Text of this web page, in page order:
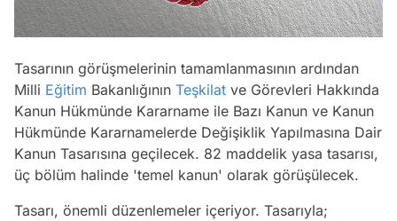
Tasarının görüşmelerinin tamamlanmasının ardından
Milli Eğitim Bakanlığının Teşkilat ve Görevleri Hakkında
Kanun Hükmünde Kararname ile Bazı Kanun ve Kanun
Hükmünde Kararnamelerde Değişiklik Yapılmasına Dair
Kanun Tasarısına geçilecek. 82 maddelik yasa tasarısı,
üç bölüm halinde 'temel kanun' olarak görüşülecek.
Tasarı, önemli düzenlemeler içeriyor. Tasarıyla;